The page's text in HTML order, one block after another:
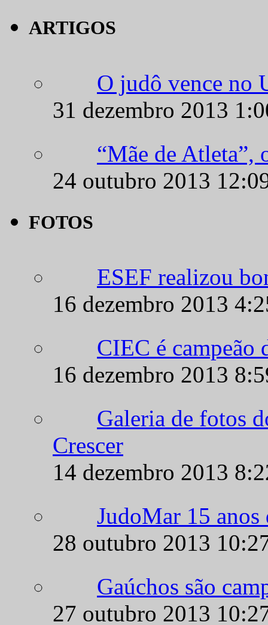
ARTIGOS
O judô vence no
31 dezembro 2013
“Mãe de Atleta”,
24 outubro 2013
FOTOS
ESEF realizou
16 dezembro 2013
CIEC é campeão
16 dezembro 2013
Galeria de fotos
Crescer
14 dezembro 2013
JudoMar 15
28 outubro 2013
Gaúchos são
27 outubro 2013